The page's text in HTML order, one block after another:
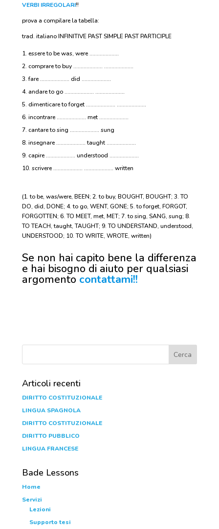
VERBI IRREGOLARI!!
prova a compilare la tabella:
trad. italiano INFINITIVE PAST SIMPLE PAST PARTICIPLE
essere to be was, were ………………..
comprare to buy ……………….. ………………..
fare ……………….. did ………………..
andare to go ……………….. ………………..
dimenticare to forget ……………….. ………………..
incontrare ……………….. met ………………..
cantare to sing ……………….. sung
insegnare ……………….. taught ………………..
capire ……………….. understood ………………..
scrivere ……………….. ……………….. written
(1. to be, was/were, BEEN; 2. to buy, BOUGHT, BOUGHT; 3. TO
DO, did, DONE; 4. to go, WENT, GONE; 5. to forget, FORGOT,
FORGOTTEN; 6. TO MEET, met, MET; 7. to sing, SANG, sung; 8.
TO TEACH, taught, TAUGHT; 9. TO UNDERSTAND, understood,
UNDERSTOOD; 10. TO WRITE, WROTE, written)
Se non hai capito bene la differenza
e hai bisogno di aiuto per qualsiasi
argomento contattami!!
Articoli recenti
DIRITTO COSTITUZIONALE
LINGUA SPAGNOLA
DIRITTO COSTITUZIONALE
DIRITTO PUBBLICO
LINGUA FRANCESE
Bade Lessons
Home
Servizi
Lezioni
Supporto tesi